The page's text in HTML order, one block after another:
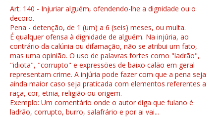
Art. 140 - Injuriar alguém, ofendendo-lhe a dignidade ou o
decoro.
Pena - detenção, de 1 (um) a 6 (seis) meses, ou multa.
É qualquer ofensa à dignidade de alguém. Na injúria, ao
contrário da calúnia ou difamação, não se atribui um fato,
mas uma opinião. O uso de palavras fortes como "ladrão",
"idiota", "corrupto" e expressões de baixo calão em geral
representam crime. A injúria pode fazer com que a pena seja
ainda maior caso seja praticada com elementos referentes a
raça, cor, etnia, religião ou origem.
Exemplo: Um comentário onde o autor diga que fulano é
ladrão, corrupto, burro, salafrário e por ai vai...